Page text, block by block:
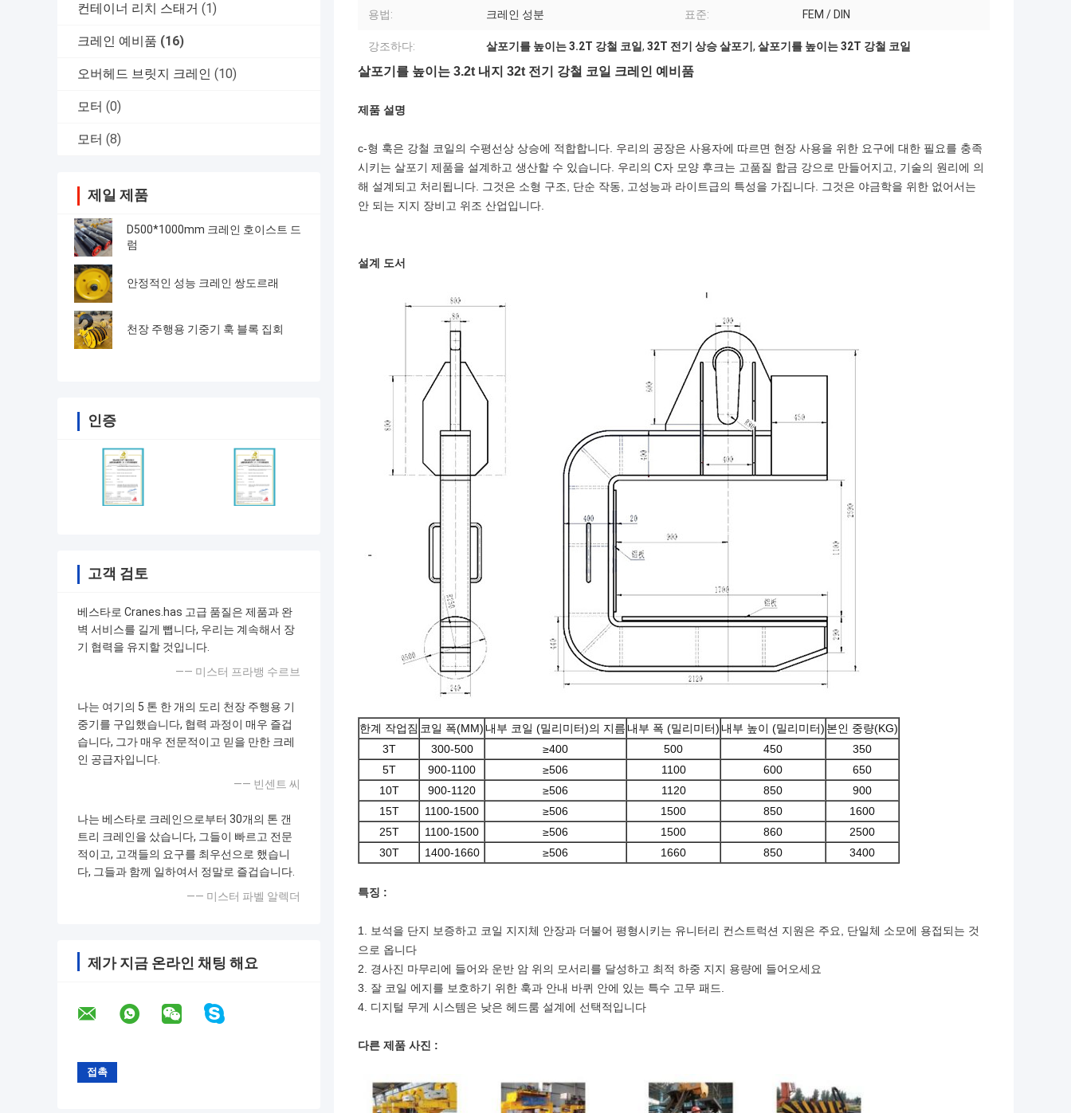
컨테이너 리치 스태거 (1)
크레인 예비품 (16)
오버헤드 브릿지 크레인 (10)
모터 (0)
모터 (8)
제일 제품
D500*1000mm 크레인 호이스트 드
럼
안정적인 성능 크레인 쌍도르래
천장 주행용 기중기 훅 블록 집회
인증
고객 검토
베스타로 Cranes.has 고급 품질은 제품과 완
벽 서비스를 길게 뺍니다, 우리는 계속해서 장
기 협력을 유지할 것입니다.
—— 미스터 프라뱅 수르브
나는 여기의 5 톤 한 개의 도리 천장 주행용 기
중기를 구입했습니다, 협력 과정이 매우 즐겁
습니다, 그가 매우 전문적이고 믿을 만한 크레
인 공급자입니다.
—— 빈센트 씨
나는 베스타로 크레인으로부터 30개의 톤 갠
트리 크레인을 샀습니다, 그들이 빠르고 전문
적이고, 고객들의 요구를 최우선으로 했습니
다, 그들과 함께 일하여서 정말로 즐겁습니다.
—— 미스터 파벨 알렉더
제가 지금 온라인 채팅 해요
용법: 크레인 성분 표준: FEM / DIN
강조하다: 살포기를 높이는 3.2T 강철 코일, 32T 전기 상승 살포기 , 살포기를 높이는 32T 강철 코일
살포기를 높이는 3.2t 내지 32t 전기 강철 코일 크레인 예비품
제품 설명
c-형 훅은 강철 코일의 수평선상 상승에 적합합니다. 우리의 공장은 사용자에 따르면 현장 사용을 위한 요구에 대한 필요를 충족
시키는 살포기 제품을 설계하고 생산할 수 있습니다. 우리의 C자 모양 후크는 고품질 합금 강으로 만들어지고, 기술의 원리에 의
해 설계되고 처리됩니다. 그것은 소형 구조, 단순 작동, 고성능과 라이트급의 특성을 가집니다. 그것은 야금학을 위한 없어서는
안 되는 지지 장비고 위조 산업입니다.
설계 도서
한계 작업짐 코일 폭(MM) 내부 코일 (밀리미터)의 지름 내부 폭 (밀리미터) 내부 높이 (밀리미터) 본인 중량(KG)
3T
300-500 ≥400 500 450
350
5T
900-1100 ≥506 1100 600
650
10T
900-1120 ≥506 1120 850
900
15T
1100-1500 ≥506 1500 850
1600
25T
1100-1500 ≥506 1500 860
2500
30T
1400-1660 ≥506 1660 850 3400
특징 :
1. 보석을 단지 보증하고 코일 지지체 안장과 더불어 평형시키는 유니터리 컨스트럭션 지원은 주요, 단일체 소모에 용접되는 것
으로 옵니다
2. 경사진 마무리에 들어와 운반 암 위의 모서리를 달성하고 최적 하중 지지 용량에 들어오세요
3. 잘 코일 에지를 보호하기 위한 훅과 안내 바퀴 안에 있는 특수 고무 패드.
4. 디지털 무게 시스템은 낮은 헤드룸 설계에 선택적입니다
다른 제품 사진 :